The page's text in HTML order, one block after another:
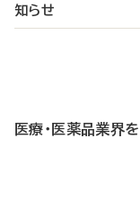
知らせ
医療・医薬品業界